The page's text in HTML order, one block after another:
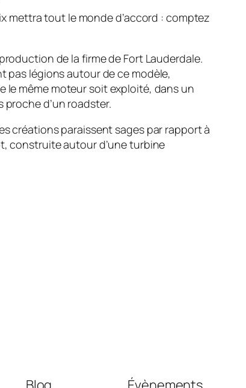
mettra tout le monde d’accord : comptez
de la firme de Fort Lauderdale.
pas légions autour de ce modèle,
le même moteur soit exploité, dans un
d’un roadster.
créations paraissent sages par rapport à
construite autour d’une turbine